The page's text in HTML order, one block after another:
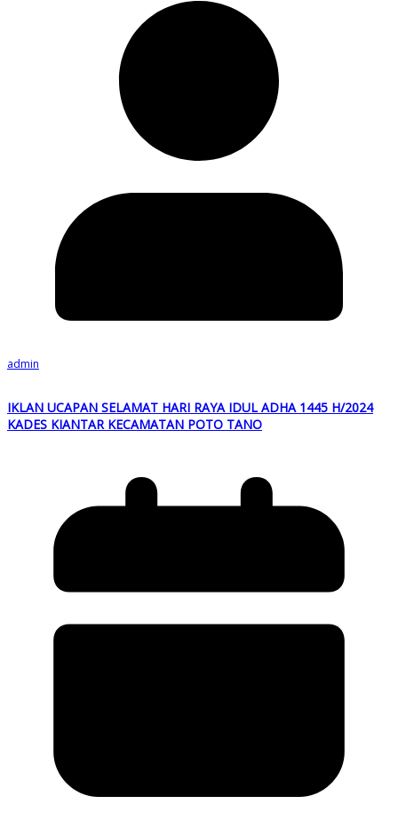
admin
IKLAN UCAPAN SELAMAT HARI RAYA IDUL ADHA 1445 H/2024
KADES KIANTAR KECAMATAN POTO TANO